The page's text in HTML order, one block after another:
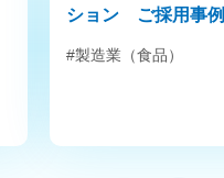
ション ご採用事
#製造業（食品）